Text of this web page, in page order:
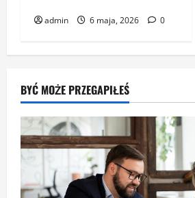
admin 6 maja, 2026 0
BYĆ MOŻE PRZEGAPIŁEŚ